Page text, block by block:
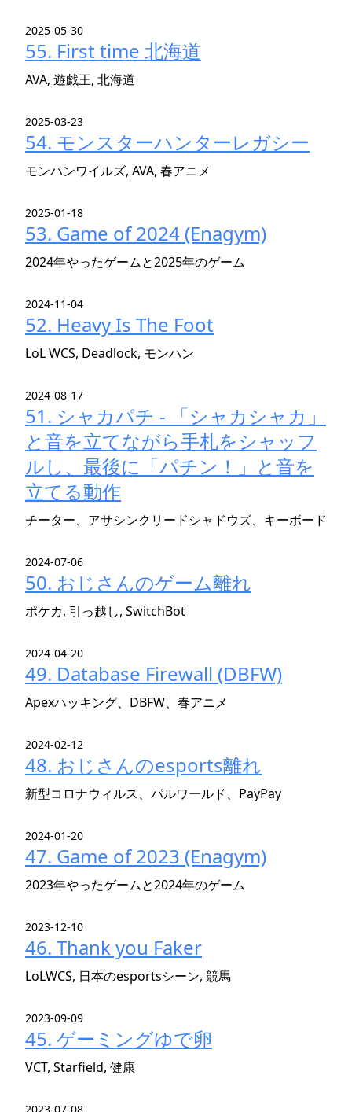
2025-05-30
55. First time 北海道
AVA, 遊戯王, 北海道
2025-03-23
54. モンスターハンターレガシー
モンハンワイルズ, AVA, 春アニメ
2025-01-18
53. Game of 2024 (Enagym)
2024年やったゲームと2025年のゲーム
2024-11-04
52. Heavy Is The Foot
LoL WCS, Deadlock, モンハン
2024-08-17
51. シャカパチ - 「シャカシャカ」
と音を立てながら手札をシャッフ
ルし、最後に「パチン！」と音を
立てる動作
チーター、アサシンクリードシャドウズ、キーボード
2024-07-06
50. おじさんのゲーム離れ
ポケカ, 引っ越し, SwitchBot
2024-04-20
49. Database Firewall (DBFW)
Apexハッキング、DBFW、春アニメ
2024-02-12
48. おじさんのesports離れ
新型コロナウィルス、パルワールド、PayPay
2024-01-20
47. Game of 2023 (Enagym)
2023年やったゲームと2024年のゲーム
2023-12-10
46. Thank you Faker
LoLWCS, 日本のesportsシーン, 競馬
2023-09-09
45. ゲーミングゆで卵
VCT, Starfield, 健康